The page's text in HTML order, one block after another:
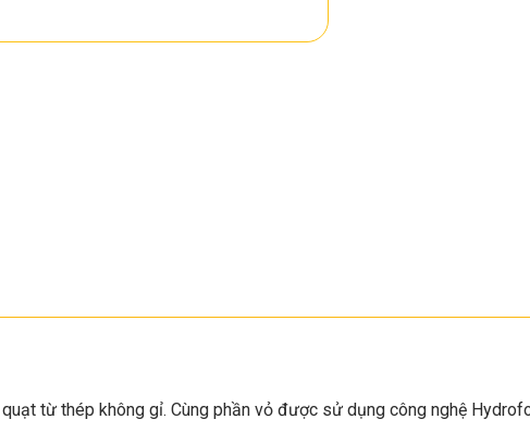
từ thép không gỉ. Cùng phần vỏ được sử dụng công nghệ